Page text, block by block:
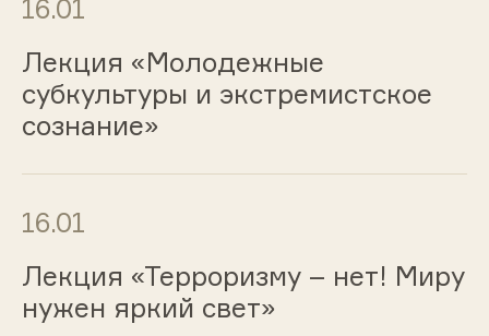
16.01
Лекция «Молодежные
субкультуры и экстремистское
сознание»
16.01
Лекция «Терроризму – нет! Миру
нужен яркий свет»